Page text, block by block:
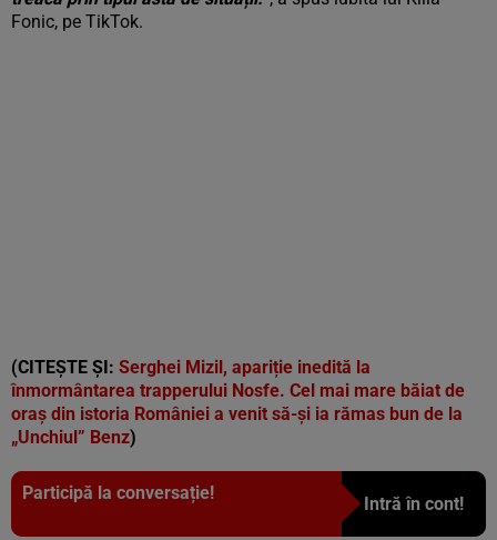
Fonic, pe TikTok.
(CITEȘTE ȘI: Serghei Mizil, apariție inedită la
înmormântarea trapperului Nosfe. Cel mai mare băiat de
oraș din istoria României a venit să-și ia rămas bun de la
„Unchiul” Benz)
Participă la conversație!
Intră în cont!